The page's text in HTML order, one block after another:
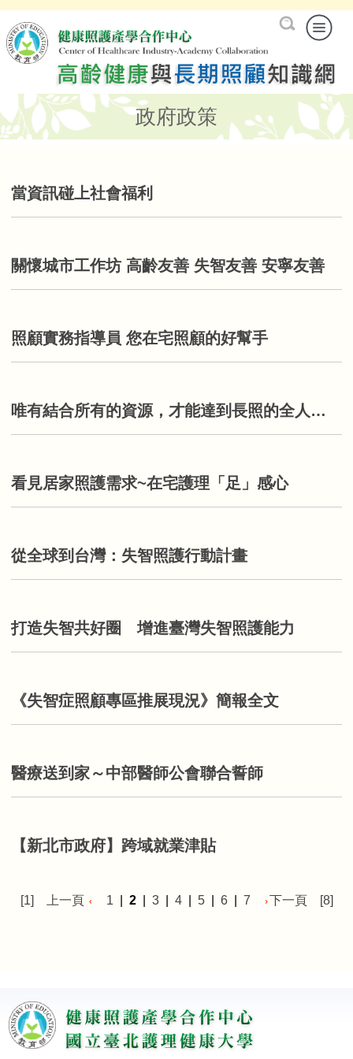
政府政策
當資訊碰上社會福利
關懷城市工作坊 高齡友善 失智友善 安寧友善
照顧實務指導員 您在宅照顧的好幫手
唯有結合所有的資源，才能達到長照的全人照顧！
看見居家照護需求~在宅護理「足」感心
從全球到台灣：失智照護行動計畫
打造失智共好圈 增進臺灣失智照護能力
《失智症照顧專區推展現況》簡報全文
醫療送到家～中部醫師公會聯合誓師
【新北市政府】跨域就業津貼
[1] 上一頁 1 2| 3| 4| 5| 6| 7 下一頁 [8]